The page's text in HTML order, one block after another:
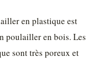
en plastique est
poulailler en bois. Les
sont très poreux et